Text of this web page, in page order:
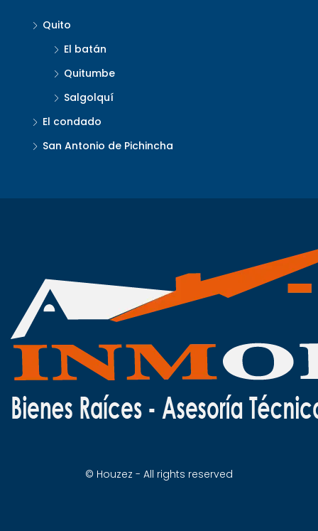
Quito
El batán
Quitumbe
Salgolquí
El condado
San Antonio de Pichincha
© Houzez - All rights reserved